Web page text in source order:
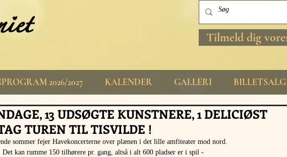
Tilmeld dig
2026/2027 KALENDER GALLERI BILLETSALG
13 UDSØGTE KUNSTNERE, 1 DELICIØST
TUREN TIL TISVILDE !
sommer fejer Havekoncerterne over plænen i det lille amfiteater mod nord.
Det kan rumme 150 tilhørere pr. gang, altså i alt 600 pladser er i spil -